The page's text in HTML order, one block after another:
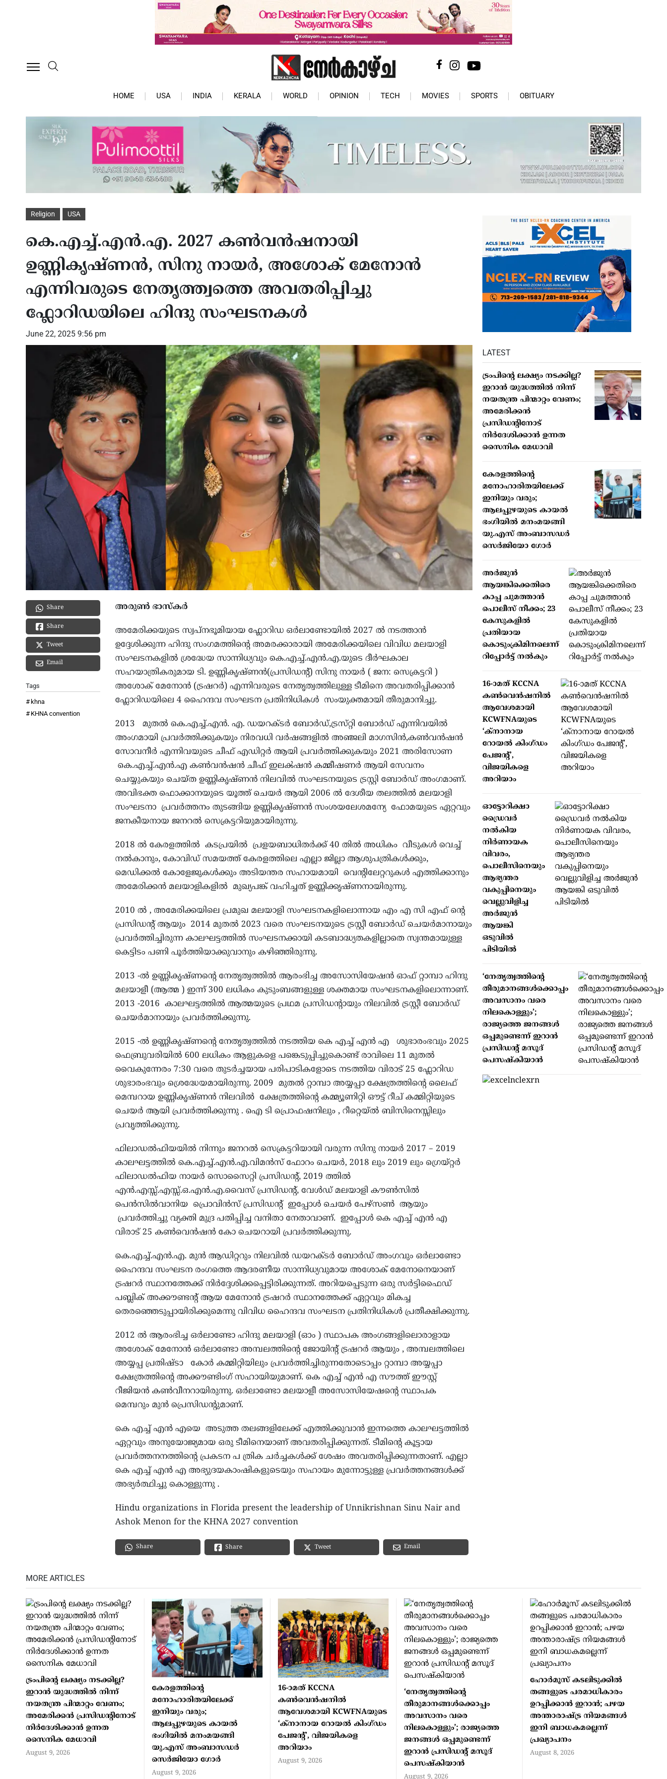
HOME USA INDIA KERALA WORLD OPINION TECH MOVIES SPORTS OBITUARY
Religion USA
കെ.എച്ച്.എൻ.എ. 2027 കൺവൻഷനായി
ഉണ്ണികൃഷ്ണൻ, സിനു നായർ, അശോക് മേനോൻ
എന്നിവരുടെ നേതൃത്ത്വത്തെ അവതരിപ്പിച്ചു
ഫ്ലോറിഡയിലെ ഹിന്ദു സംഘടനകൾ
June 22, 2025 9:56 pm
Share
Share
Tweet
Email
Tags
khna
KHNA convention
അരുൺ ഭാസ്കർ
അമേരിക്കയുടെ സ്വപ്നഭൂമിയായ ഫ്ലോറിഡ ഒർലാണ്ടോയിൽ 2027 ൽ നടത്താൻ
ഉദ്ദേശിക്കുന്ന ഹിന്ദു സംഗമത്തിന്റെ അമരക്കാരായി അമേരിക്കയിലെ വിവിധ മലയാളി
സംഘടനകളിൽ ശ്രദ്ധേയ സാന്നിധ്യവും കെ.എച്ച്.എൻ.എ.യുടെ ദീർഘകാല
സഹയാത്രികരുമായ ടി. ഉണ്ണികൃഷ്ണൻ(പ്രസിഡന്റ്) സിനു നായർ ( ജന: സെക്രട്ടറി )
അശോക് മേനോൻ (ട്രഷറർ) എന്നിവരുടെ നേതൃത്വത്തിലുള്ള ടീമിനെ അവതരിപ്പിക്കാൻ
ഫ്ലോറിഡയിലെ 4 ഹൈന്ദവ സംഘടന പ്രതിനിധികൾ സംയുക്തമായി തീരുമാനിച്ചു.
2013 മുതൽ കെ.എച്ച്.എൻ. എ. ഡയറക്ടർ ബോർഡ്,ട്രസ്‌റ്റി ബോർഡ് എന്നിവയിൽ
അംഗമായി പ്രവർത്തിക്കുകയും നിരവധി വർഷങ്ങളിൽ അഞ്ജലി മാഗസിൻ,കൺവൻഷൻ
സോവനീർ എന്നിവയുടെ ചീഫ് എഡിറ്റർ ആയി പ്രവർത്തിക്കുകയും 2021 അരിസോണ
കെ.എച്ച്.എൻ.എ കൺവൻഷൻ ചീഫ് ഇലൿഷൻ കമ്മീഷണർ ആയി സേവനം
ചെയ്യുകയും ചെയ്ത ഉണ്ണികൃഷ്ണൻ നിലവിൽ സംഘടനയുടെ ട്രസ്റ്റി ബോർഡ് അംഗമാണ്.
അവിഭക്ത ഫൊക്കാനയുടെ യൂത്ത് ചെയർ ആയി 2006 ൽ ദേശീയ തലത്തിൽ മലയാളി
സംഘടനാ പ്രവർത്തനം തുടങ്ങിയ ഉണ്ണികൃഷ്ണൻ സംശയലേശമന്യേ ഫോമയുടെ ഏറ്റവും
ജനകീയനായ ജനറൽ സെക്രട്ടറിയുമായിരുന്നു.
2018 ൽ കേരളത്തിൽ കടപ്രയിൽ പ്രളയബാധിതർക്ക് 40 തിൽ അധികം വീടുകൾ വെച്ച്
നൽകാനും, കോവിഡ് സമയത്ത് കേരളത്തിലെ എല്ലാ ജില്ലാ ആശുപത്രികൾക്കും,
മെഡിക്കൽ കോളേജുകൾക്കും അടിയന്തര സഹായമായി വെന്റിലേറ്ററുകൾ എത്തിക്കാനും
അമേരിക്കൻ മലയാളികളിൽ മുഖ്യപങ്ക് വഹിച്ചത് ഉണ്ണിക്കൃഷ്ണനായിരുന്നു.
2010 ൽ , അമേരിക്കയിലെ പ്രമുഖ മലയാളി സംഘടനകളിലൊന്നായ എം എ സി എഫ് ന്റെ
പ്രസിഡന്റ് ആയും 2014 മുതൽ 2023 വരെ സംഘടനയുടെ ട്രസ്റ്റീ ബോർഡ് ചെയർമാനായും
പ്രവർത്തിച്ചിരുന്ന കാലഘട്ടത്തിൽ സംഘടനക്കായി കടബാദ്ധ്യതകളില്ലാതെ സ്വന്തമായുള്ള
കെട്ടിടം പണി പൂർത്തിയാക്കുവാനും കഴിഞ്ഞിരുന്നു.
2013 -ൽ ഉണ്ണികൃഷ്ണന്റെ നേതൃത്വത്തിൽ ആരംഭിച്ച അസോസിയേഷൻ ഓഫ് റ്റാമ്പാ ഹിന്ദു
മലയാളീ (ആത്മ ) ഇന്ന് 300 ലധികം കുടുംബങ്ങളുള്ള ശക്തമായ സംഘടനകളിലൊന്നാണ്.
2013 -2016 കാലഘട്ടത്തിൽ ആത്മയുടെ പ്രഥമ പ്രസിഡന്റായും നിലവിൽ ട്രസ്റ്റീ ബോർഡ്
ചെയർമാനായും പ്രവർത്തിക്കുന്നു.
2015 -ൽ ഉണ്ണികൃഷ്ണന്റെ നേതൃത്വത്തിൽ നടത്തിയ കെ എച്ച് എൻ എ ശുഭാരംഭവും 2025
ഫെബ്രുവരിയിൽ 600 ലധികം ആളുകളെ പങ്കെടുപ്പിച്ചുകൊണ്ട് രാവിലെ 11 മുതൽ
വൈകുന്നേരം 7:30 വരെ തുടർച്ചയായ പരിപാടികളോടെ നടത്തിയ വിരാട് 25 ഫ്ലോറിഡ
ശുഭാരംഭവും ശ്രെദ്ധേയമായിരുന്നു. 2009 മുതൽ റ്റാമ്പാ അയ്യപ്പാ ക്ഷേത്രത്തിന്റെ ലൈഫ്
മെമ്പറായ ഉണ്ണികൃഷ്ണൻ നിലവിൽ ക്ഷേത്രത്തിന്റെ കമ്മ്യൂണിറ്റി ഔട്ട് റീച് കമ്മിറ്റിയുടെ
ചെയർ ആയി പ്രവർത്തിക്കുന്നു . ഐ ടി പ്രൊഫഷനിലും , റീറ്റെയ്ൽ ബിസിനെസ്സിലും
പ്രവൃത്തിക്കുന്നു.
ഫിലാഡൽഫിയയിൽ നിന്നും ജനറൽ സെക്രട്ടറിയായി വരുന്ന സിനു നായർ 2017 – 2019
കാലഘട്ടത്തിൽ കെ.എച്ച്.എൻ.എ.വിമൻസ് ഫോറം ചെയർ, 2018 ലും 2019 ലും ഗ്രെയ്റ്റർ
ഫിലാഡൽഫിയ നായർ സൊസൈറ്റി പ്രസിഡന്റ്, 2019 ത്തിൽ
എൻ.എസ്സ്.എസ്സ്.ഒ.എൻ.എ.വൈസ് പ്രസിഡന്റ്, വേൾഡ് മലയാളി കൗൺസിൽ
പെൻസിൽവാനിയ പ്രൊവിൻസ് പ്രസിഡന്റ് ഇപ്പോൾ ചെയർ പേഴ്സൺ ആയും
പ്രവർത്തിച്ചു വ്യക്തി മുദ്ര പതിപ്പിച്ച വനിതാ നേതാവാണ്. ഇപ്പോൾ കെ എച്ച് എൻ എ
വിരാട് 25 കൺവെൻഷൻ കോ ചെയറായി പ്രവർത്തിക്കുന്നു.
കെ.എച്ച്.എൻ.എ. മുൻ ആഡിറ്ററും നിലവിൽ ഡയറക്ടർ ബോർഡ് അംഗവും ഒർലാണ്ടോ
ഹൈന്ദവ സംഘടന രംഗത്തെ ആദരണീയ സാന്നിധ്യവുമായ അശോക് മേനോനെയാണ്
ട്രഷറർ സ്ഥാനത്തേക്ക് നിർദ്ദേശിക്കപ്പെട്ടിരിക്കുന്നത്‌. അറിയപ്പെടുന്ന ഒരു സർട്ടിഫൈഡ്
പബ്ലിക് അക്കൗണ്ടന്റ് ആയ മേനോൻ ട്രഷറർ സ്ഥാനത്തേക്ക് ഏറ്റവും മികച്ച
തെരഞ്ഞെടുപ്പായിരിക്കുമെന്നു വിവിധ ഹൈന്ദവ സംഘടന പ്രതിനിധികൾ പ്രതീക്ഷിക്കുന്നു.
2012 ൽ ആരംഭിച്ച ഒർലാണ്ടോ ഹിന്ദു മലയാളി (ഓം ) സ്ഥാപക അംഗങ്ങളിലൊരാളായ
അശോക് മേനോൻ ഒർലാണ്ടോ അമ്പലത്തിന്റെ ജോയിന്റ് ട്രഷറർ ആയും , അമ്പലത്തിലെ
അയ്യപ്പ പ്രതിഷ്ടാ കോർ കമ്മിറ്റിയിലും പ്രവർത്തിച്ചിരുന്നതോടൊപ്പം റ്റാമ്പാ അയ്യപ്പാ
ക്ഷേത്രത്തിന്റെ അക്കൗണ്ടിംഗ് സഹായിയുമാണ്. കെ എച്ച് എൻ എ സൗത്ത് ഈസ്റ്റ്
റീജിയൻ കൺവീനറായിരുന്നു. ഒർലാണ്ടോ മലയാളീ അസോസിയേഷന്റെ സ്ഥാപക
മെമ്പറും മുൻ പ്രെസിഡന്റുമാണ്.
കെ എച്ച് എൻ എയെ അടുത്ത തലങ്ങളിലേക്ക് എത്തിക്കുവാൻ ഇന്നത്തെ കാലഘട്ടത്തിൽ
ഏറ്റവും അനുയോജ്യമായ ഒരു ടീമിനെയാണ് അവതരിപ്പിക്കുന്നത്. ടീമിന്റെ കൂട്ടായ
പ്രവർത്തനനത്തിന്റെ പ്രകടന പ ത്രിക ചർച്ചകൾക്ക് ശേഷം അവതരിപ്പിക്കുന്നതാണ്. എല്ലാ
കെ എച്ച് എൻ എ അഭ്യുദയകാംഷികളുടെയും സഹായം മുന്നോട്ടുള്ള പ്രവർത്തനങ്ങൾക്ക്
അഭ്യർത്ഥിച്ചു കൊള്ളുന്നു .
Hindu organizations in Florida present the leadership of Unnikrishnan Sinu Nair and
Ashok Menon for the KHNA 2027 convention
Share Share Tweet Email
LATEST
ട്രംപിൻ്റെ ലക്ഷ്യം നടക്കില്ല?
ഇറാൻ യുദ്ധത്തിൽ നിന്ന്
നയതന്ത്ര പിന്മാറ്റം വേണം;
അമേരിക്കൻ
പ്രസിഡന്റിനോട്
നിർദേശിക്കാൻ ഉന്നത
സൈനിക മേധാവി
കേരളത്തിന്റെ
മനോഹാരിതയിലേക്ക്
ഇനിയും വരും;
ആലപ്പുഴയുടെ കായൽ
ഭംഗിയിൽ മനംമയങ്ങി
യു.എസ് അംബാസഡർ
സെർജിയോ ഗോർ
അർജുൻ
ആയങ്കിക്കെതിരെ
കാപ്പ ചുമത്താൻ
പൊലീസ് നീക്കം; 23
കേസുകളിൽ
പ്രതിയായ
കൊടുംക്രിമിനലെന്ന്
റിപ്പോർട്ട് നൽകും
16-ാമത് KCCNA
കൺവെൻഷനിൽ
ആവേശമായി
KCWFNAയുടെ
‘ക്നാനായ
റോയൽ കിംഗ്ഡം
പേജന്റ്’,
വിജയികളെ
അറിയാം
ഓട്ടോറിക്ഷാ
ഡ്രൈവർ
നൽകിയ
നിർണായക
വിവരം,
പൊലീസിനെയും
ആഭ്യന്തര
വകുപ്പിനെയും
വെല്ലുവിളിച്ച
അർജുൻ
ആയങ്കി
ഒടുവിൽ
പിടിയിൽ
‘നേതൃത്വത്തിന്റെ
തീരുമാനങ്ങൾക്കൊപ്പം
അവസാനം വരെ
നിലകൊള്ളും’;
രാജ്യത്തെ ജനങ്ങൾ
ഒപ്പമുണ്ടെന്ന് ഇറാൻ
പ്രസിഡന്റ് മസൂദ്
പെസഷ്കിയാൻ
MORE ARTICLES
ട്രംപിൻ്റെ ലക്ഷ്യം നടക്കില്ല?
ഇറാൻ യുദ്ധത്തിൽ നിന്ന്
നയതന്ത്ര പിന്മാറ്റം വേണം;
അമേരിക്കൻ പ്രസിഡന്റിനോട്
നിർദേശിക്കാൻ ഉന്നത
സൈനിക മേധാവി
August 9, 2026
കേരളത്തിന്റെ
മനോഹാരിതയിലേക്ക്
ഇനിയും വരും;
ആലപ്പുഴയുടെ കായൽ
ഭംഗിയിൽ മനംമയങ്ങി
യു.എസ് അംബാസഡർ
സെർജിയോ ഗോർ
August 9, 2026
16-ാമത് KCCNA
കൺവെൻഷനിൽ
ആവേശമായി KCWFNAയുടെ
‘ക്നാനായ റോയൽ കിംഗ്ഡം
പേജന്റ്’, വിജയികളെ
അറിയാം
August 9, 2026
‘നേതൃത്വത്തിന്റെ
തീരുമാനങ്ങൾക്കൊപ്പം
അവസാനം വരെ
നിലകൊള്ളും’; രാജ്യത്തെ
ജനങ്ങൾ ഒപ്പമുണ്ടെന്ന്
ഇറാൻ പ്രസിഡന്റ് മസൂദ്
പെസഷ്കിയാൻ
August 9, 2026
ഹോർമൂസ് കടലിടുക്കിൽ
തങ്ങളുടെ പരമാധികാരം
ഉറപ്പിക്കാൻ ഇറാൻ; പഴയ
അന്താരാഷ്ട്ര നിയമങ്ങൾ
ഇനി ബാധകമല്ലെന്ന്
പ്രഖ്യാപനം
August 8, 2026